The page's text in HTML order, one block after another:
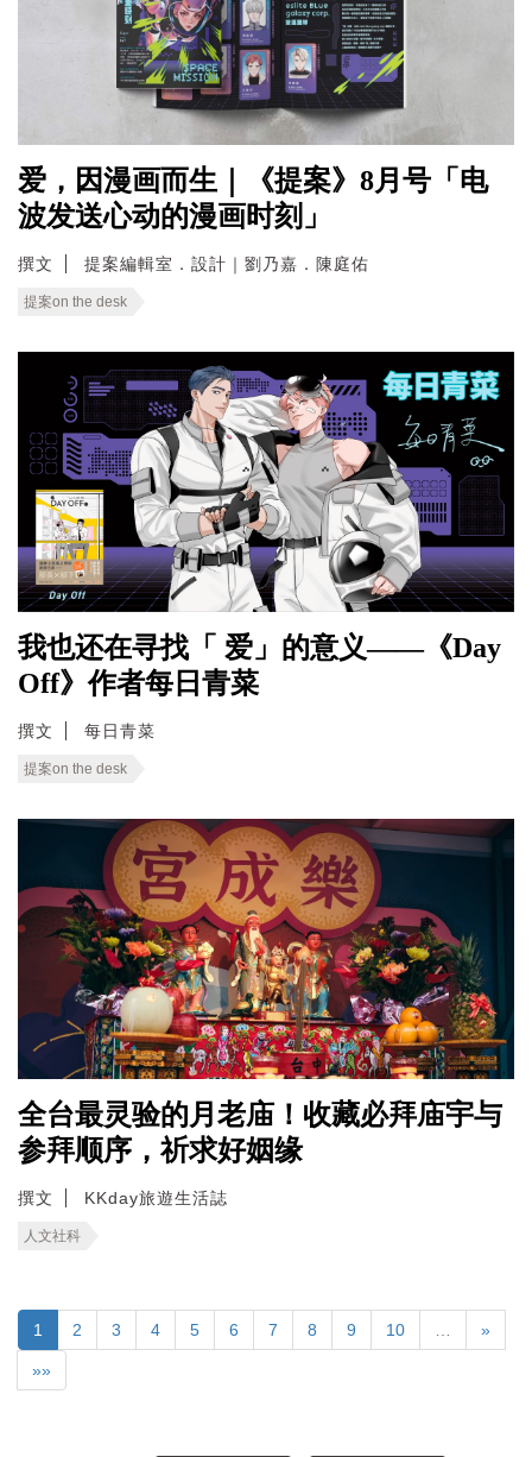
爱，因漫画而生｜《提案》8月号「电
波发送心动的漫画时刻」
撰文 提案編輯室．設計｜劉乃嘉．陳庭佑
提案on the desk
我也还在寻找「 爱」的意义——《Day
Off》作者每日青菜
撰文 每日青菜
提案on the desk
全台最灵验的月老庙！收藏必拜庙宇与
参拜顺序，祈求好姻缘
撰文 KKday旅遊生活誌
人文社科
1 2 3 4 5 6 7 8 9 10 »
»»